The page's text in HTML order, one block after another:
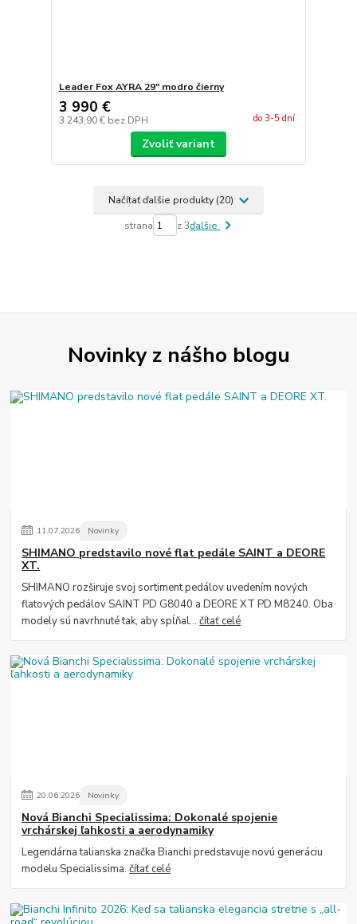
Leader Fox AYRA 29" modro čierny
3 990 €
3 243,90 € bez DPH do 3-5 dní
Zvoliť variant
Načítať ďalšie produkty (20)
strana z 3ďalšie
Novinky z nášho blogu
11.07.2026 Novinky
SHIMANO predstavilo nové flat pedále SAINT a DEORE
XT.
SHIMANO rozširuje svoj sortiment pedálov uvedením nových
flatových pedálov SAINT PD G8040 a DEORE XT PD M8240. Oba
modely sú navrhnuté tak, aby spĺňal...čítať celé
20.06.2026 Novinky
Nová Bianchi Specialissima: Dokonalé spojenie
vrchárskej ľahkosti a aerodynamiky
Legendárna talianska značka Bianchi predstavuje novú generáciu
modelu Specialissima.čítať celé